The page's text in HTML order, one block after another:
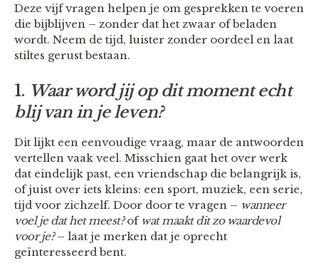
Deze vijf vragen helpen je om gesprekken te voeren
die bijblijven – zonder dat het zwaar of beladen
wordt. Neem de tijd, luister zonder oordeel en laat
stiltes gerust bestaan.
1. Waar word jij op dit moment echt
blij van in je leven?
Dit lijkt een eenvoudige vraag, maar de antwoorden
vertellen vaak veel. Misschien gaat het over werk
dat eindelijk past, een vriendschap die belangrijk is,
of juist over iets kleins: een sport, muziek, een serie,
tijd voor zichzelf. Door door te vragen – wanneer
voel je dat het meest?of wat maakt dit zo waardevol
voor je?– laat je merken dat je oprecht
geïnteresseerd bent.